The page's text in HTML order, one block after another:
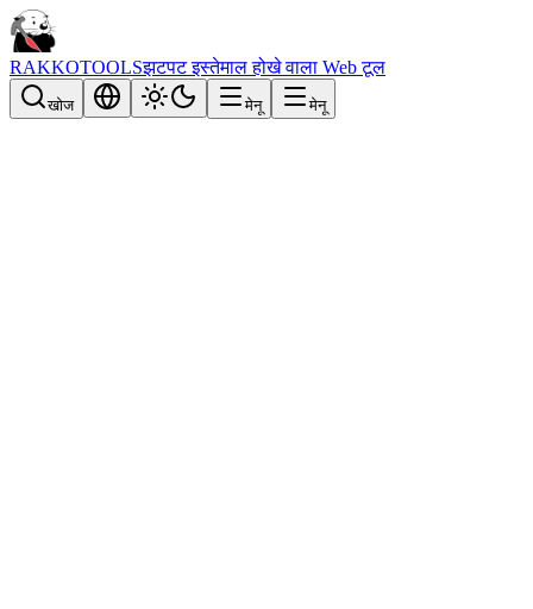
RAKKOTOOLSझटपट इस्तेमाल होखे वाला Web टूल
खोज मेनू मेनू